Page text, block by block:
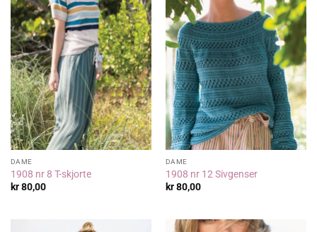
DAME
1908 nr 8 T-skjorte
kr80,00
DAME
1908 nr 12 Sivgenser
kr80,00